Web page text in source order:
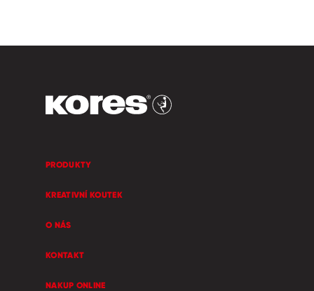
PRODUKTY
KREATIVNÍ KOUTEK
O NÁS
KONTAKT
NAKUP ONLINE